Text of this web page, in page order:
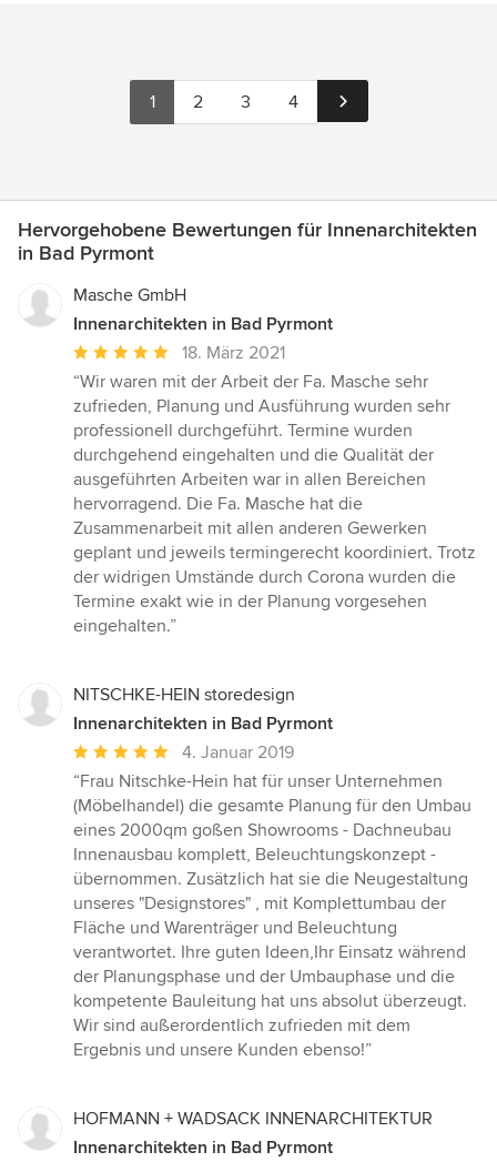
1 2 3 4
Hervorgehobene Bewertungen für Innenarchitekten
in Bad Pyrmont
Masche GmbH
Innenarchitekten in Bad Pyrmont
Durchschnittliche
Bewertung:
5
von
5
Sternen
18. März 2021
“Wir waren mit der Arbeit der Fa. Masche sehr
zufrieden, Planung und Ausführung wurden sehr
professionell durchgeführt. Termine wurden
durchgehend eingehalten und die Qualität der
ausgeführten Arbeiten war in allen Bereichen
hervorragend. Die Fa. Masche hat die
Zusammenarbeit mit allen anderen Gewerken
geplant und jeweils termingerecht koordiniert. Trotz
der widrigen Umstände durch Corona wurden die
Termine exakt wie in der Planung vorgesehen
eingehalten.”
NITSCHKE-HEIN storedesign
Innenarchitekten in Bad Pyrmont
Durchschnittliche
Bewertung:
5
von
5
Sternen
4. Januar 2019
“Frau Nitschke-Hein hat für unser Unternehmen
(Möbelhandel) die gesamte Planung für den Umbau
eines 2000qm goßen Showrooms - Dachneubau
Innenausbau komplett, Beleuchtungskonzept -
übernommen. Zusätzlich hat sie die Neugestaltung
unseres "Designstores" , mit Komplettumbau der
Fläche und Warenträger und Beleuchtung
verantwortet. Ihre guten Ideen,Ihr Einsatz während
der Planungsphase und der Umbauphase und die
kompetente Bauleitung hat uns absolut überzeugt.
Wir sind außerordentlich zufrieden mit dem
Ergebnis und unsere Kunden ebenso!”
HOFMANN + WADSACK INNENARCHITEKTUR
Innenarchitekten in Bad Pyrmont